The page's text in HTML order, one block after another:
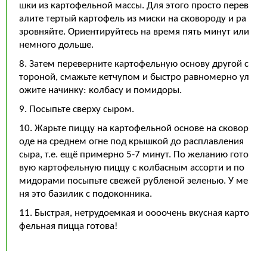
шки из картофельной массы. Для этого просто перев
алите тертый картофель из миски на сковороду и ра
зровняйте. Ориентируйтесь на время пять минут или
немного дольше.
8. Затем переверните картофельную основу другой с
тороной, смажьте кетчупом и быстро равномерно ул
ожите начинку: колбасу и помидоры.
9. Посыпьте сверху сыром.
10. Жарьте пиццу на картофельной основе на сковор
оде на среднем огне под крышкой до расплавления
сыра, т.е. ещё примерно 5-7 минут. По желанию гото
вую картофельную пиццу с колбасным ассорти и по
мидорами посыпьте свежей рубленой зеленью. У ме
ня это базилик с подоконника.
11. Быстрая, нетрудоемкая и оооочень вкусная карто
фельная пицца готова!